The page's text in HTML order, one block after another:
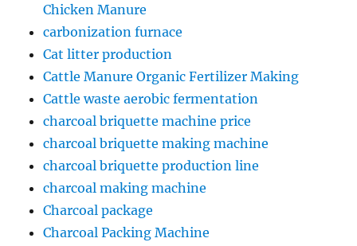
Chicken Manure
carbonization furnace
Cat litter production
Cattle Manure Organic Fertilizer Making
Cattle waste aerobic fermentation
charcoal briquette machine price
charcoal briquette making machine
charcoal briquette production line
charcoal making machine
Charcoal package
Charcoal Packing Machine